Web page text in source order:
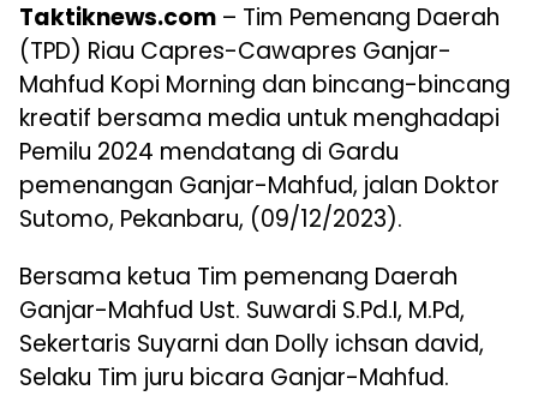
Taktiknews.com – Tim Pemenang Daerah
(TPD) Riau Capres-Cawapres Ganjar-
Mahfud Kopi Morning dan bincang-bincang
kreatif bersama media untuk menghadapi
Pemilu 2024 mendatang di Gardu
pemenangan Ganjar-Mahfud, jalan Doktor
Sutomo, Pekanbaru, (09/12/2023).
Bersama ketua Tim pemenang Daerah
Ganjar-Mahfud Ust. Suwardi S.Pd.I, M.Pd,
Sekertaris Suyarni dan Dolly ichsan david,
Selaku Tim juru bicara Ganjar-Mahfud.